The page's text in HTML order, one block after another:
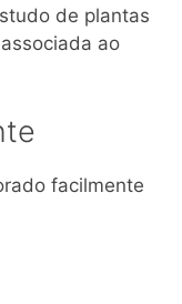
de plantas
ao
facilmente